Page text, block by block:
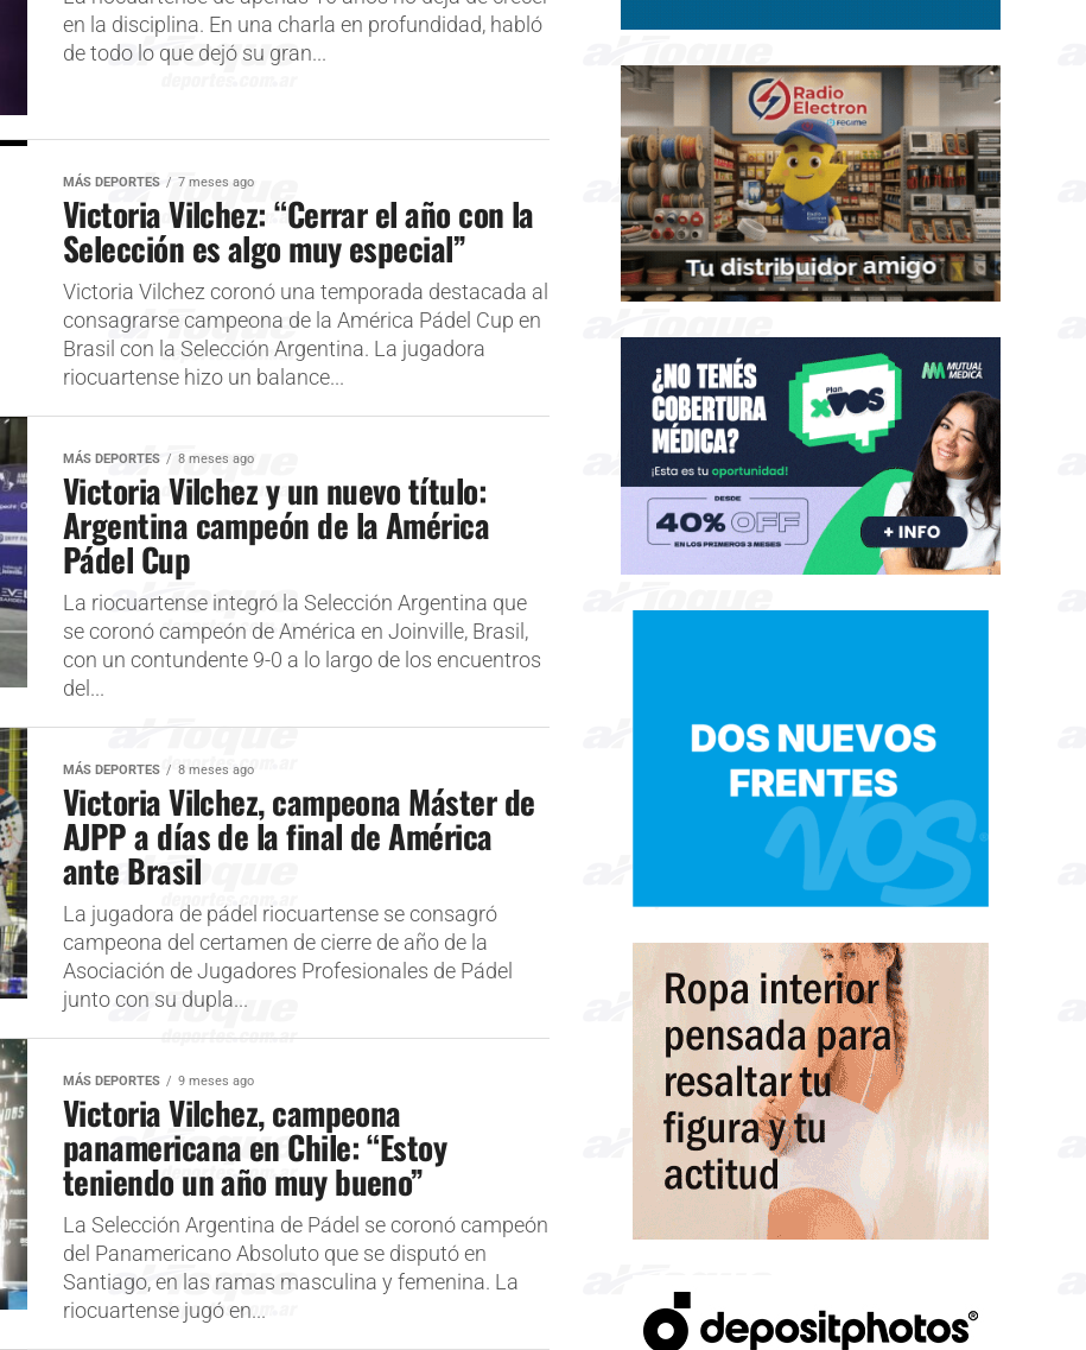
en la disciplina. En una charla en profundidad, habló
de todo lo que dejó su gran...
MÁS DEPORTES 7 meses ago
Victoria Vilchez: “Cerrar el año con la
Selección es algo muy especial”
Victoria Vilchez coronó una temporada destacada al
consagrarse campeona de la América Pádel Cup en
Brasil con la Selección Argentina. La jugadora
riocuartense hizo un balance...
MÁS DEPORTES 8 meses ago
Victoria Vilchez y un nuevo título:
Argentina campeón de la América
Pádel Cup
La riocuartense integró la Selección Argentina que
se coronó campeón de América en Joinville, Brasil,
con un contundente 9-0 a lo largo de los encuentros
del...
MÁS DEPORTES 8 meses ago
Victoria Vilchez, campeona Máster de
AJPP a días de la final de América
ante Brasil
La jugadora de pádel riocuartense se consagró
campeona del certamen de cierre de año de la
Asociación de Jugadores Profesionales de Pádel
junto con su dupla...
MÁS DEPORTES 9 meses ago
Victoria Vilchez, campeona
panamericana en Chile: “Estoy
teniendo un año muy bueno”
La Selección Argentina de Pádel se coronó campeón
del Panamericano Absoluto que se disputó en
Santiago, en las ramas masculina y femenina. La
riocuartense jugó en...